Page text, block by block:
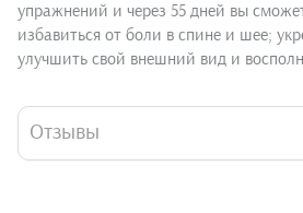
упражнений и через 55 дней вы
избавиться от боли в спине и шее;
улучшить свой внешний вид и
Отзывы